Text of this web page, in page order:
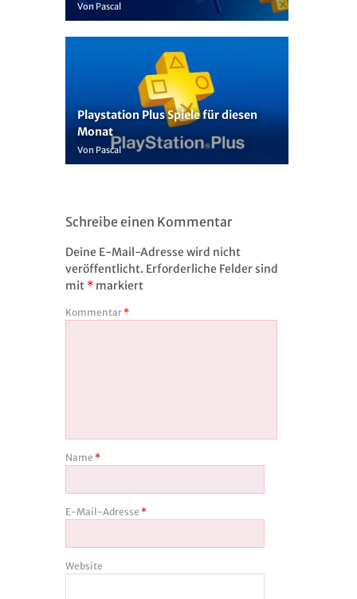
Von Pascal
Playstation Plus Spiele für diesen
Monat
Von Pascal
Schreibe einen Kommentar
Deine E-Mail-Adresse wird nicht
veröffentlicht. Erforderliche Felder sind
mit * markiert
Kommentar *
Name *
E-Mail-Adresse *
Website